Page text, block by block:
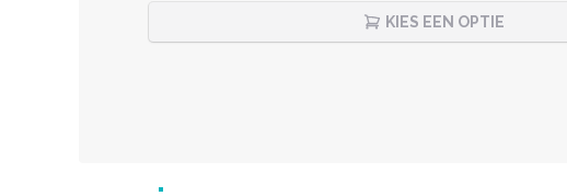
KIES EEN OPTIE